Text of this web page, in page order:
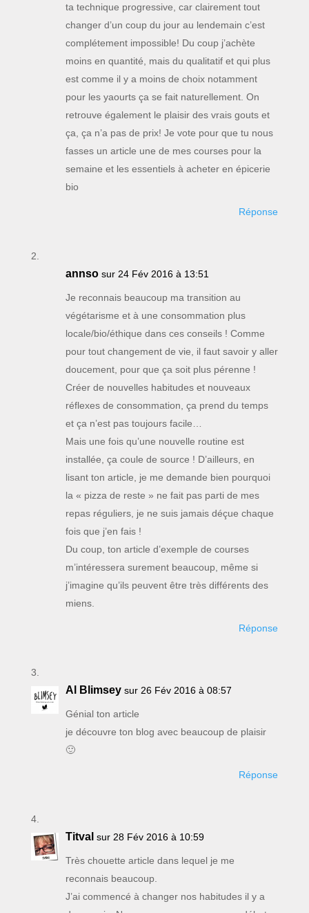
ta technique progressive, car clairement tout
changer d’un coup du jour au lendemain c’est
complétement impossible! Du coup j’achète
moins en quantité, mais du qualitatif et qui plus
est comme il y a moins de choix notamment
pour les yaourts ça se fait naturellement. On
retrouve également le plaisir des vrais gouts et
ça, ça n’a pas de prix! Je vote pour que tu nous
fasses un article une de mes courses pour la
semaine et les essentiels à acheter en épicerie
bio
Réponse
annso sur 24 Fév 2016 à 13:51
Je reconnais beaucoup ma transition au
végétarisme et à une consommation plus
locale/bio/éthique dans ces conseils ! Comme
pour tout changement de vie, il faut savoir y aller
doucement, pour que ça soit plus pérenne !
Créer de nouvelles habitudes et nouveaux
réflexes de consommation, ça prend du temps
et ça n’est pas toujours facile…
Mais une fois qu’une nouvelle routine est
installée, ça coule de source ! D’ailleurs, en
lisant ton article, je me demande bien pourquoi
la « pizza de reste » ne fait pas parti de mes
repas réguliers, je ne suis jamais déçue chaque
fois que j’en fais !
Du coup, ton article d’exemple de courses
m’intéressera surement beaucoup, même si
j’imagine qu’ils peuvent être très différents des
miens.
Réponse
Al Blimsey sur 26 Fév 2016 à 08:57
Génial ton article
je découvre ton blog avec beaucoup de plaisir
🙂
Réponse
Titval sur 28 Fév 2016 à 10:59
Très chouette article dans lequel je me
reconnais beaucoup.
J’ai commencé à changer nos habitudes il y a